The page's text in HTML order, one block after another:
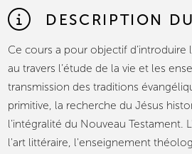
DESCRIPTION
Ce cours a pour objectif d’introduire
au travers l’étude de la vie et les
transmission des traditions
primitive, la recherche du Jésus
l’intégralité du Nouveau Testament.
l'art littéraire, l'enseignement